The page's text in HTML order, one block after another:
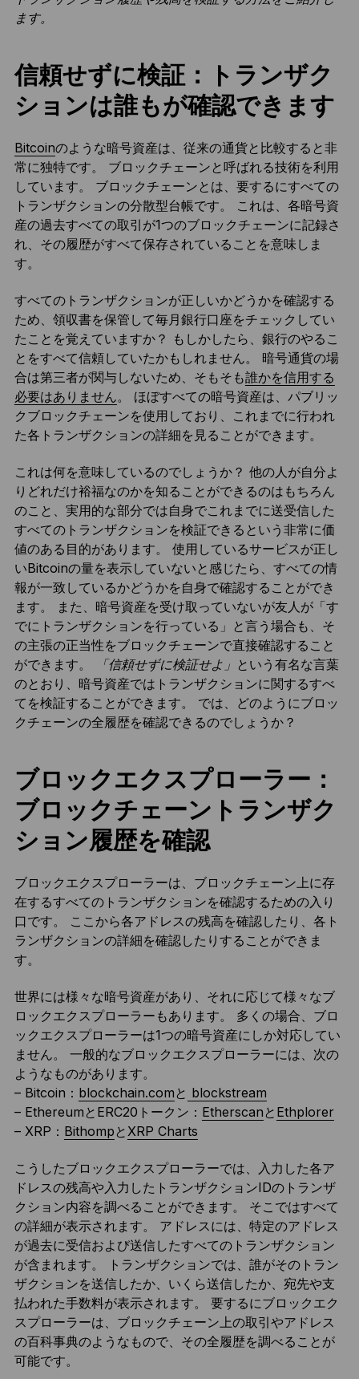
ます。
信頼せずに検証：トランザク
ションは誰もが確認できます
Bitcoinのような暗号資産は、従来の通貨と比較すると非
常に独特です。 ブロックチェーンと呼ばれる技術を利用
しています。 ブロックチェーンとは、要するにすべての
トランザクションの分散型台帳です。 これは、各暗号資
産の過去すべての取引が1つのブロックチェーンに記録さ
れ、その履歴がすべて保存されていることを意味しま
す。
すべてのトランザクションが正しいかどうかを確認する
ため、領収書を保管して毎月銀行口座をチェックしてい
たことを覚えていますか？ もしかしたら、銀行のやるこ
とをすべて信頼していたかもしれません。 暗号通貨の場
合は第三者が関与しないため、そもそも誰かを信用する
必要はありません。 ほぼすべての暗号資産は、パブリッ
クブロックチェーンを使用しており、これまでに行われ
た各トランザクションの詳細を見ることができます。
これは何を意味しているのでしょうか？ 他の人が自分よ
りどれだけ裕福なのかを知ることができるのはもちろん
のこと、実用的な部分では自身でこれまでに送受信した
すべてのトランザクションを検証できるという非常に価
値のある目的があります。 使用しているサービスが正し
いBitcoinの量を表示していないと感じたら、すべての情
報が一致しているかどうかを自身で確認することができ
ます。 また、暗号資産を受け取っていないが友人が「す
でにトランザクションを行っている」と言う場合も、そ
の主張の正当性をブロックチェーンで直接確認すること
ができます。
「信頼せずに検証せよ」 という有名な言葉
のとおり、暗号資産ではトランザクションに関するすべ
てを検証することができます。 では、どのようにブロッ
クチェーンの全履歴を確認できるのでしょうか？
ブロックエクスプローラー：
ブロックチェーントランザク
ション履歴を確認
ブロックエクスプローラーは、ブロックチェーン上に存
在するすべてのトランザクションを確認するための入り
口です。 ここから各アドレスの残高を確認したり、各ト
ランザクションの詳細を確認したりすることができま
す。
世界には様々な暗号資産があり、それに応じて様々なブ
ロックエクスプローラーもあります。 多くの場合、ブロ
ックエクスプローラーは1つの暗号資産にしか対応してい
ません。 一般的なブロックエクスプローラーには、次の
ようなものがあります。
– Bitcoin： blockchain.com と blockstream
– EthereumとERC20トークン： Etherscan と Ethplorer
– XRP： Bithomp とXRP Charts
こうしたブロックエクスプローラーでは、入力した各ア
ドレスの残高や入力したトランザクションIDのトランザ
クション内容を調べることができます。 そこではすべて
の詳細が表示されます。 アドレスには、特定のアドレス
が過去に受信および送信したすべてのトランザクション
が含まれます。 トランザクションでは、誰がそのトラン
ザクションを送信したか、いくら送信したか、宛先や支
払われた手数料が表示されます。 要するにブロックエク
スプローラーは、ブロックチェーン上の取引やアドレス
の百科事典のようなもので、その全履歴を調べることが
可能です。